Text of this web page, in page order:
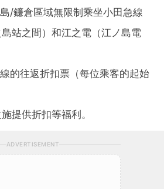
/鐮倉區域無限制乘坐小田急線
島站之間）和江之電（江ノ島電
的往返折扣票（每位乘客的起始
提供折扣等福利。
ADVERTISEMENT